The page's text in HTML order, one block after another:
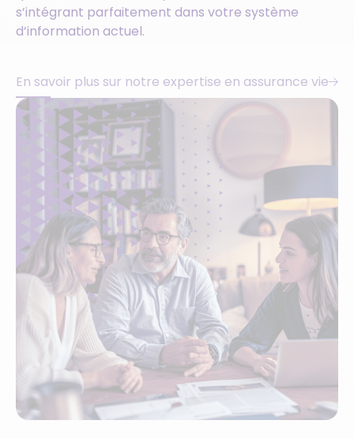
s’intégrant parfaitement dans votre système
d’information actuel.
En savoir plus sur notre expertise en assurance vie